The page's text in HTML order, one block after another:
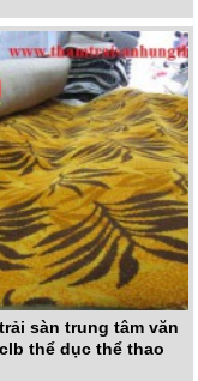
sàn trung tâm văn
thể dục thể thao